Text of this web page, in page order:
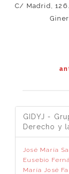
C/ Madrid,
GIDYJ -
Derecho y
José María
Eusebio
María José